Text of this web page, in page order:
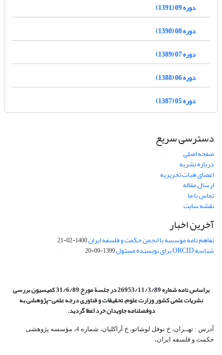
دوره 09 (1391)
دوره 08 (1390)
دوره 07 (1389)
دوره 06 (1388)
دوره 05 (1387)
دسترسی سریع
صفحه اصلی
درباره نشریه
اعضای هیات تحریریه
ارسال مقاله
تماس با ما
نقشه سایت
آخرین اخبار
تفاهم نامه موسسه با انجمن حکمت و فلسفه ایران1400-02-21
شناسه ORCID برای نویسنده مسئول 1399-09-20
براساس نامه شماره 26953/11/3/89 در جلسة مورخ 31/6/89 کمیسیون
بررسی
نشریات علمی کشور وزارت علوم، تحقیقات و فناوری درجه علمی‌-پژوهشیبه
دوفصلنامه جاویدان خرد اعطا گردید.
آدرس : تهــران، خ نوفل لوشاتو، خ آراکلیان، شماره 4،‌ مؤسسه پژوهشی
حکمت و فلسفه ایران،‌